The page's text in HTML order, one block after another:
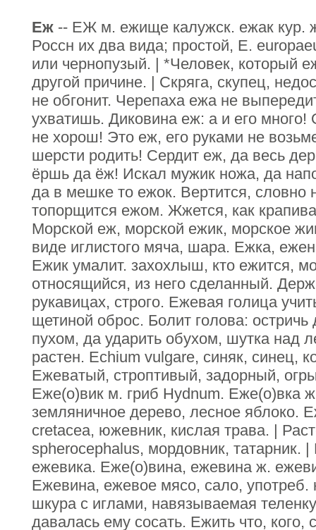
Еж -- ЕЖ м. ежище калужск. ежак кур.
Россн их два вида; простой, Е.
или чернопузый. | *Человек, который
другой причине. | Скряга, скупец,
не обгонит. Черепаха ежа не
ухватишь. Диковина еж: а и его много!
не хорош! Это еж, его руками не
шерсти родить! Сердит еж, да весь
ёршь да ёж! Искал мужик ножа, да
да в мешке то ежок. Вертится, словно
топорщится ежом. Жжется, как
Морской еж, морской ежик, морское
виде иглистого мяча, шара. Ежка,
Ежик умалит. захохлыш, кто ежится,
относящийся, из него сделанный.
рукавицах, строго. Ежевая голица
щетиной оброс. Болит голова:
пухом, да ударить обухом, шутка над
растен. Echium vulgare, синяк, синец,
Ежеватый, строптивый, задорный,
Еже(о)вик м. гриб Hydnum. Еже(о)вка
земляничное дерево, лесное яблоко.
cretacea, южевник, кислая трава. |
spherocephalus, мордовник, татарник.
ежевика. Еже(о)вина, ежевина ж.
Ежевина, ежевое мясо, сало, употреб.
шкура с иглами, навязываемая
давалась ему сосать. Ежить что, кого,